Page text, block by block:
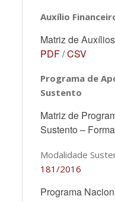
Auxílio
Matriz de
PDF/CSV
Programa de
Sustento
Matriz de
Sustento –
Modalidade
181/2016
Programa